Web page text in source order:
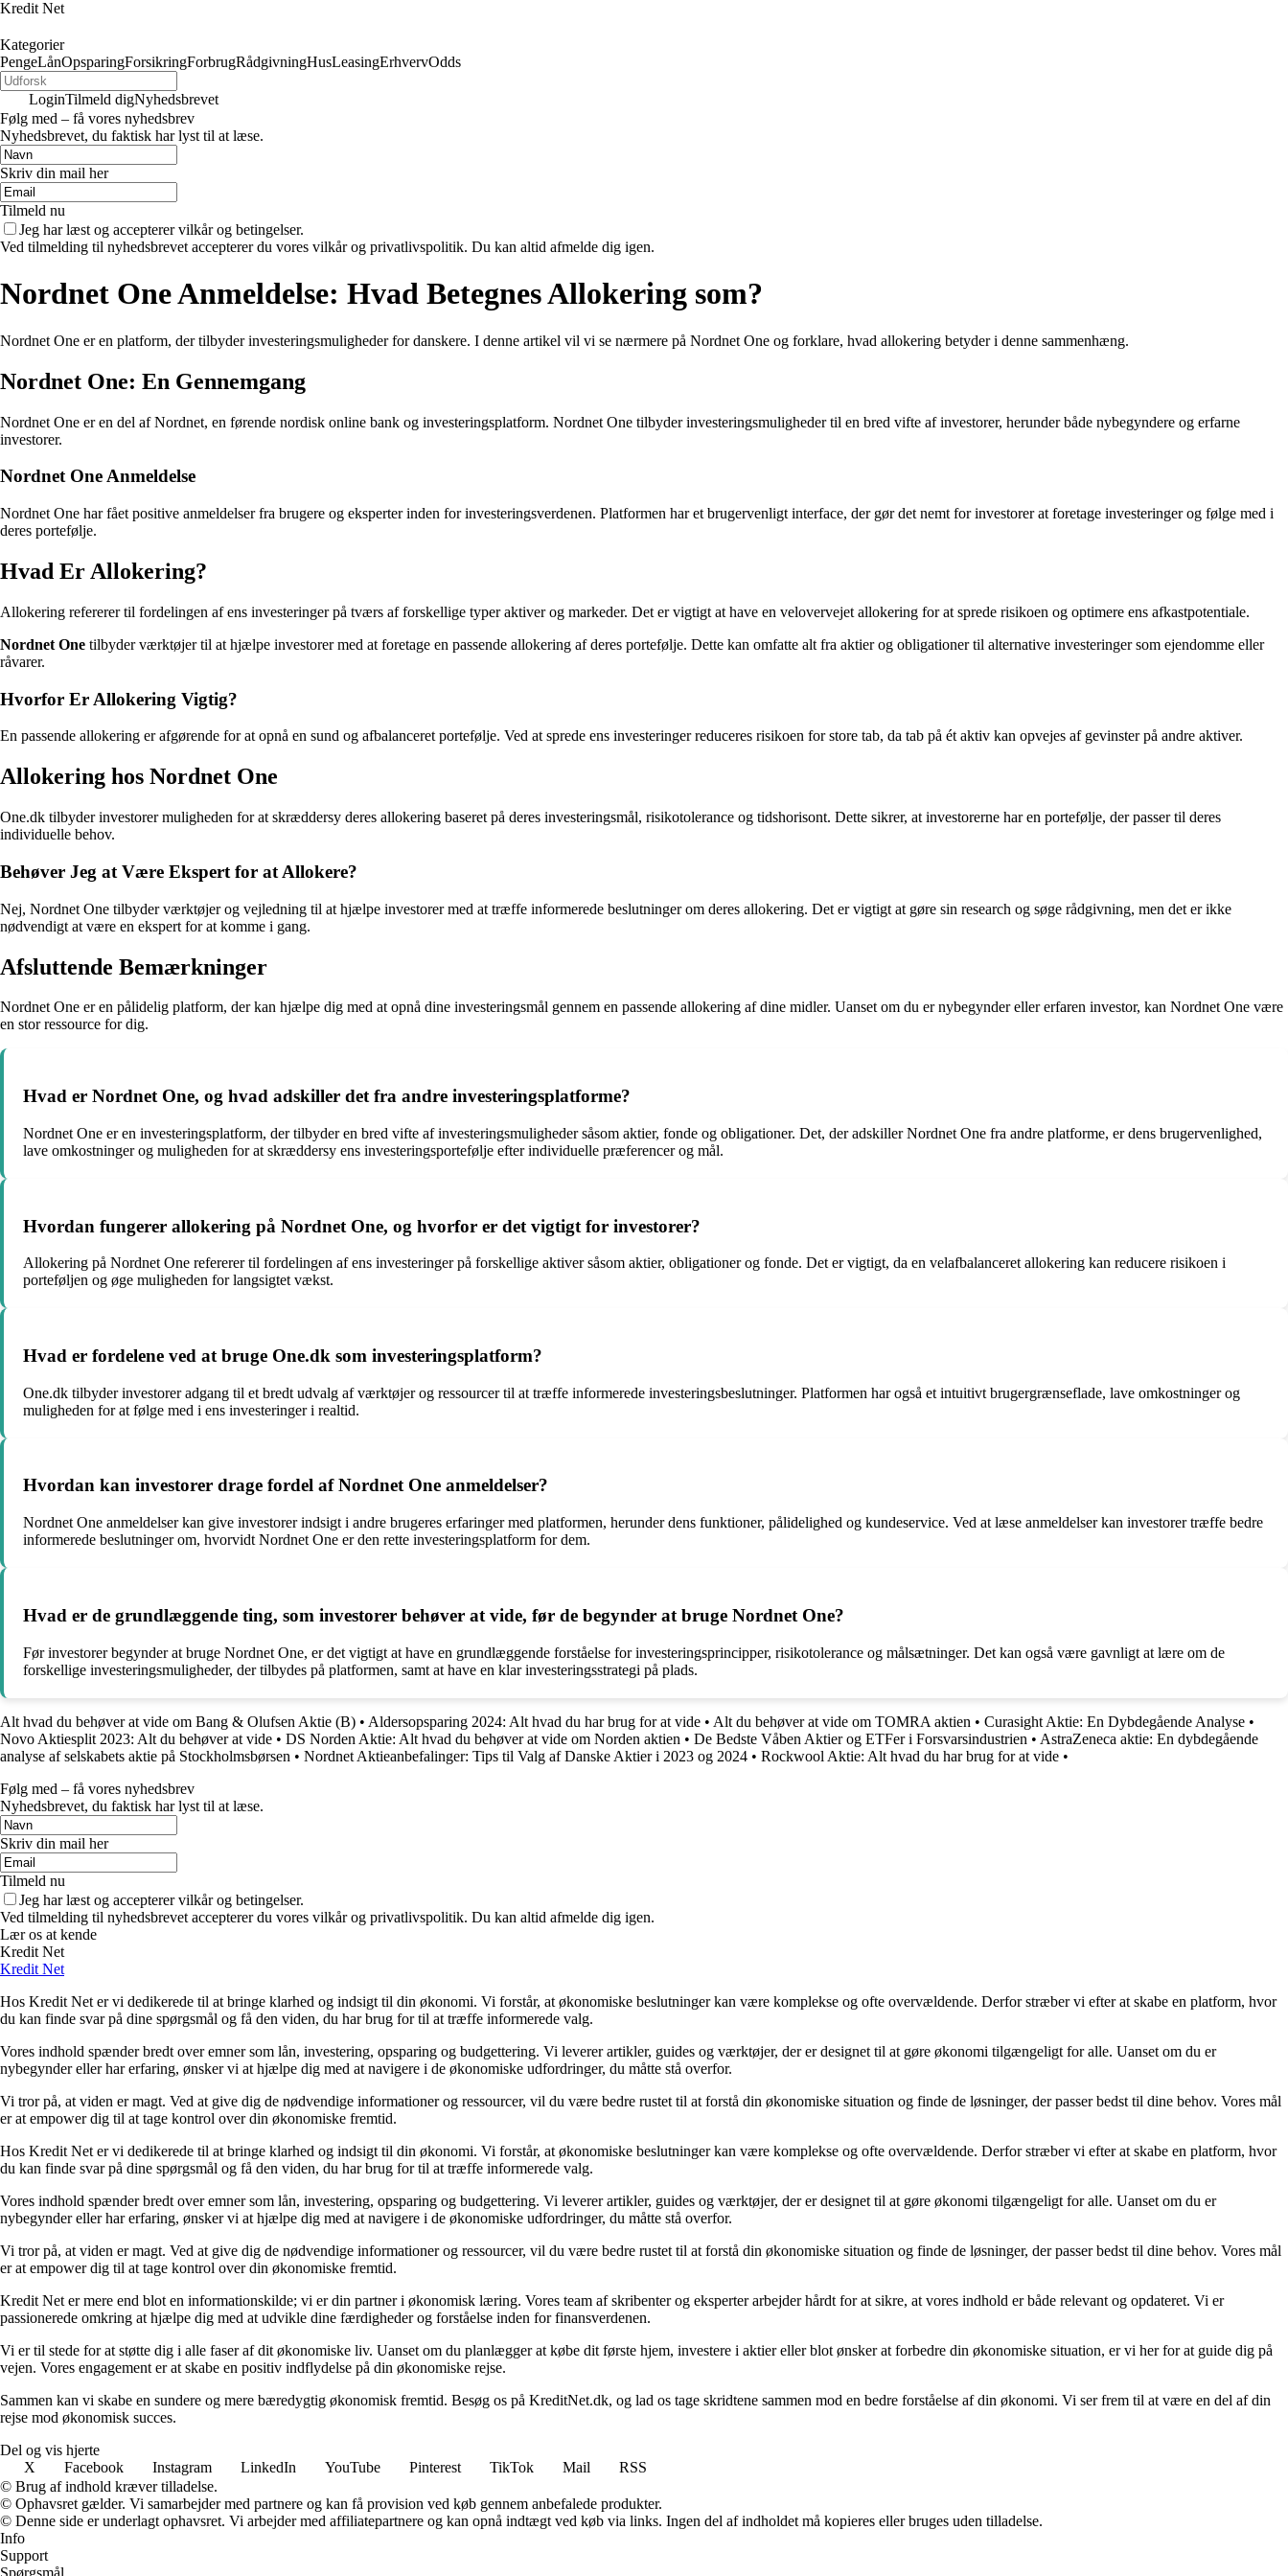
Kredit Net
Kategorier
PengeLånOpsparingForsikringForbrugRådgivningHusLeasingErhvervOdds
LoginTilmeld digNyhedsbrevet
Følg med – få vores nyhedsbrev
Nyhedsbrevet, du faktisk har lyst til at læse.
Skriv din mail her
Tilmeld nu
Jeg har læst og accepterer vilkår og betingelser.
Ved tilmelding til nyhedsbrevet accepterer du vores vilkår og privatlivspolitik. Du kan altid afmelde dig igen.
Nordnet One Anmeldelse: Hvad Betegnes Allokering som?
Nordnet One er en platform, der tilbyder investeringsmuligheder for danskere. I denne artikel vil vi se nærmere på Nordnet One og forklare, hvad allokering betyder i denne sammenhæng.
Nordnet One: En Gennemgang
Nordnet One er en del af Nordnet, en førende nordisk online bank og investeringsplatform. Nordnet One tilbyder investeringsmuligheder til en bred vifte af investorer, herunder både nybegyndere og erfarne
investorer.
Nordnet One Anmeldelse
Nordnet One har fået positive anmeldelser fra brugere og eksperter inden for investeringsverdenen. Platformen har et brugervenligt interface, der gør det nemt for investorer at foretage investeringer og følge med i
deres portefølje.
Hvad Er Allokering?
Allokering refererer til fordelingen af ens investeringer på tværs af forskellige typer aktiver og markeder. Det er vigtigt at have en velovervejet allokering for at sprede risikoen og optimere ens afkastpotentiale.
Nordnet One tilbyder værktøjer til at hjælpe investorer med at foretage en passende allokering af deres portefølje. Dette kan omfatte alt fra aktier og obligationer til alternative investeringer som ejendomme eller
råvarer.
Hvorfor Er Allokering Vigtig?
En passende allokering er afgørende for at opnå en sund og afbalanceret portefølje. Ved at sprede ens investeringer reduceres risikoen for store tab, da tab på ét aktiv kan opvejes af gevinster på andre aktiver.
Allokering hos Nordnet One
One.dk tilbyder investorer muligheden for at skræddersy deres allokering baseret på deres investeringsmål, risikotolerance og tidshorisont. Dette sikrer, at investorerne har en portefølje, der passer til deres
individuelle behov.
Behøver Jeg at Være Ekspert for at Allokere?
Nej, Nordnet One tilbyder værktøjer og vejledning til at hjælpe investorer med at træffe informerede beslutninger om deres allokering. Det er vigtigt at gøre sin research og søge rådgivning, men det er ikke
nødvendigt at være en ekspert for at komme i gang.
Afsluttende Bemærkninger
Nordnet One er en pålidelig platform, der kan hjælpe dig med at opnå dine investeringsmål gennem en passende allokering af dine midler. Uanset om du er nybegynder eller erfaren investor, kan Nordnet One være
en stor ressource for dig.
Hvad er Nordnet One, og hvad adskiller det fra andre investeringsplatforme?
Nordnet One er en investeringsplatform, der tilbyder en bred vifte af investeringsmuligheder såsom aktier, fonde og obligationer. Det, der adskiller Nordnet One fra andre platforme, er dens brugervenlighed,
lave omkostninger og muligheden for at skræddersy ens investeringsportefølje efter individuelle præferencer og mål.
Hvordan fungerer allokering på Nordnet One, og hvorfor er det vigtigt for investorer?
Allokering på Nordnet One refererer til fordelingen af ens investeringer på forskellige aktiver såsom aktier, obligationer og fonde. Det er vigtigt, da en velafbalanceret allokering kan reducere risikoen i
porteføljen og øge muligheden for langsigtet vækst.
Hvad er fordelene ved at bruge One.dk som investeringsplatform?
One.dk tilbyder investorer adgang til et bredt udvalg af værktøjer og ressourcer til at træffe informerede investeringsbeslutninger. Platformen har også et intuitivt brugergrænseflade, lave omkostninger og
muligheden for at følge med i ens investeringer i realtid.
Hvordan kan investorer drage fordel af Nordnet One anmeldelser?
Nordnet One anmeldelser kan give investorer indsigt i andre brugeres erfaringer med platformen, herunder dens funktioner, pålidelighed og kundeservice. Ved at læse anmeldelser kan investorer træffe bedre
informerede beslutninger om, hvorvidt Nordnet One er den rette investeringsplatform for dem.
Hvad er de grundlæggende ting, som investorer behøver at vide, før de begynder at bruge Nordnet One?
Før investorer begynder at bruge Nordnet One, er det vigtigt at have en grundlæggende forståelse for investeringsprincipper, risikotolerance og målsætninger. Det kan også være gavnligt at lære om de
forskellige investeringsmuligheder, der tilbydes på platformen, samt at have en klar investeringsstrategi på plads.
Alt hvad du behøver at vide om Bang & Olufsen Aktie (B) • Aldersopsparing 2024: Alt hvad du har brug for at vide • Alt du behøver at vide om TOMRA aktien • Curasight Aktie: En Dybdegående Analyse •
Novo Aktiesplit 2023: Alt du behøver at vide • DS Norden Aktie: Alt hvad du behøver at vide om Norden aktien • De Bedste Våben Aktier og ETFer i Forsvarsindustrien • AstraZeneca aktie: En dybdegående
analyse af selskabets aktie på Stockholmsbørsen • Nordnet Aktieanbefalinger: Tips til Valg af Danske Aktier i 2023 og 2024 • Rockwool Aktie: Alt hvad du har brug for at vide •
Følg med – få vores nyhedsbrev
Nyhedsbrevet, du faktisk har lyst til at læse.
Skriv din mail her
Tilmeld nu
Jeg har læst og accepterer vilkår og betingelser.
Ved tilmelding til nyhedsbrevet accepterer du vores vilkår og privatlivspolitik. Du kan altid afmelde dig igen.
Lær os at kende
Kredit Net
Kredit Net
Hos Kredit Net er vi dedikerede til at bringe klarhed og indsigt til din økonomi. Vi forstår, at økonomiske beslutninger kan være komplekse og ofte overvældende. Derfor stræber vi efter at skabe en platform, hvor
du kan finde svar på dine spørgsmål og få den viden, du har brug for til at træffe informerede valg.
Vores indhold spænder bredt over emner som lån, investering, opsparing og budgettering. Vi leverer artikler, guides og værktøjer, der er designet til at gøre økonomi tilgængeligt for alle. Uanset om du er
nybegynder eller har erfaring, ønsker vi at hjælpe dig med at navigere i de økonomiske udfordringer, du måtte stå overfor.
Vi tror på, at viden er magt. Ved at give dig de nødvendige informationer og ressourcer, vil du være bedre rustet til at forstå din økonomiske situation og finde de løsninger, der passer bedst til dine behov. Vores mål
er at empower dig til at tage kontrol over din økonomiske fremtid.
Hos Kredit Net er vi dedikerede til at bringe klarhed og indsigt til din økonomi. Vi forstår, at økonomiske beslutninger kan være komplekse og ofte overvældende. Derfor stræber vi efter at skabe en platform, hvor
du kan finde svar på dine spørgsmål og få den viden, du har brug for til at træffe informerede valg.
Vores indhold spænder bredt over emner som lån, investering, opsparing og budgettering. Vi leverer artikler, guides og værktøjer, der er designet til at gøre økonomi tilgængeligt for alle. Uanset om du er
nybegynder eller har erfaring, ønsker vi at hjælpe dig med at navigere i de økonomiske udfordringer, du måtte stå overfor.
Vi tror på, at viden er magt. Ved at give dig de nødvendige informationer og ressourcer, vil du være bedre rustet til at forstå din økonomiske situation og finde de løsninger, der passer bedst til dine behov. Vores mål
er at empower dig til at tage kontrol over din økonomiske fremtid.
Kredit Net er mere end blot en informationskilde; vi er din partner i økonomisk læring. Vores team af skribenter og eksperter arbejder hårdt for at sikre, at vores indhold er både relevant og opdateret. Vi er
passionerede omkring at hjælpe dig med at udvikle dine færdigheder og forståelse inden for finansverdenen.
Vi er til stede for at støtte dig i alle faser af dit økonomiske liv. Uanset om du planlægger at købe dit første hjem, investere i aktier eller blot ønsker at forbedre din økonomiske situation, er vi her for at guide dig på
vejen. Vores engagement er at skabe en positiv indflydelse på din økonomiske rejse.
Sammen kan vi skabe en sundere og mere bæredygtig økonomisk fremtid. Besøg os på KreditNet.dk, og lad os tage skridtene sammen mod en bedre forståelse af din økonomi. Vi ser frem til at være en del af din
rejse mod økonomisk succes.
Del og vis hjerte
X
Facebook Instagram LinkedIn YouTube Pinterest TikTok Mail
RSS
© Brug af indhold kræver tilladelse.
© Ophavsret gælder. Vi samarbejder med partnere og kan få provision ved køb gennem anbefalede produkter.
© Denne side er underlagt ophavsret. Vi arbejder med affiliatepartnere og kan opnå indtægt ved køb via links. Ingen del af indholdet må kopieres eller bruges uden tilladelse.
Info
Support
Spørgsmål